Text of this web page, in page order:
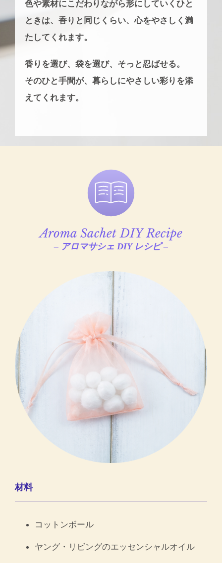
色や素材にこだわりながら形にしていくひと
ときは、香りと同じくらい、心をやさしく満
たしてくれます。
香りを選び、袋を選び、そっと忍ばせる。
そのひと手間が、暮らしにやさしい彩りを添
えてくれます。
Aroma Sachet DIY Recipe
– アロマサシェ DIY レシピ –
材料
コットンボール
ヤング・リビングのエッセンシャルオイル